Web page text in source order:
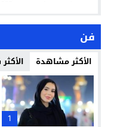
فن
الأكثر مشاهدة
1